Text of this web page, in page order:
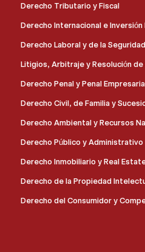
Derecho Tributario y Fiscal
Derecho Internacional e Inversión
Derecho Laboral y de la
Litigios, Arbitraje y Resolución
Derecho Penal y Penal
Derecho Civil, de Familia y
Derecho Ambiental y Recursos
Derecho Público y Administrativo
Derecho Inmobiliario y Real
Derecho de la Propiedad
Derecho del Consumidor y